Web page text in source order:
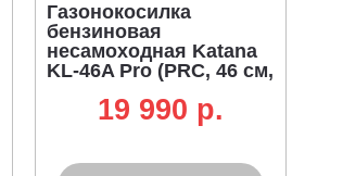
Газонокосилка
бензиновая
несамоходная Katana
KL-46A Pro (PRC, 46 см,
сталь, 50 л, 27 кг)
19 990 p.